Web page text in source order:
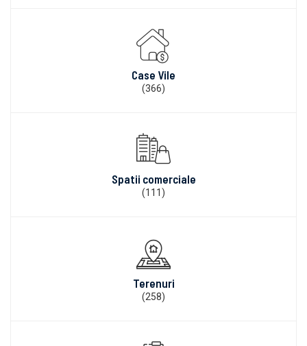
Case Vile
(366)
Spatii comerciale
(111)
Terenuri
(258)